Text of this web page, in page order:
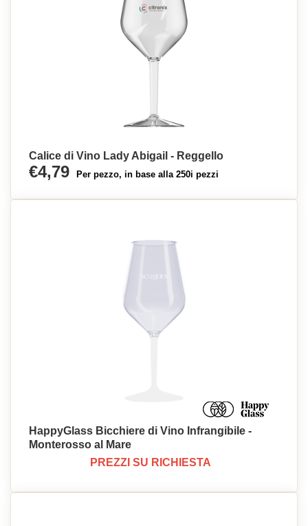
Calice di Vino Lady Abigail - Reggello
€4,79 Per pezzo, in base alla 250i pezzi
HappyGlass Bicchiere di Vino Infrangibile -
Monterosso al Mare
PREZZI SU RICHIESTA